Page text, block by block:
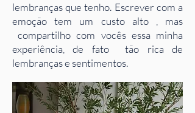
lembranças que tenho. Escrever com a
emoção tem um custo alto , mas
compartilho com vocês essa minha
experiência, de fato tão rica de
lembranças e sentimentos.